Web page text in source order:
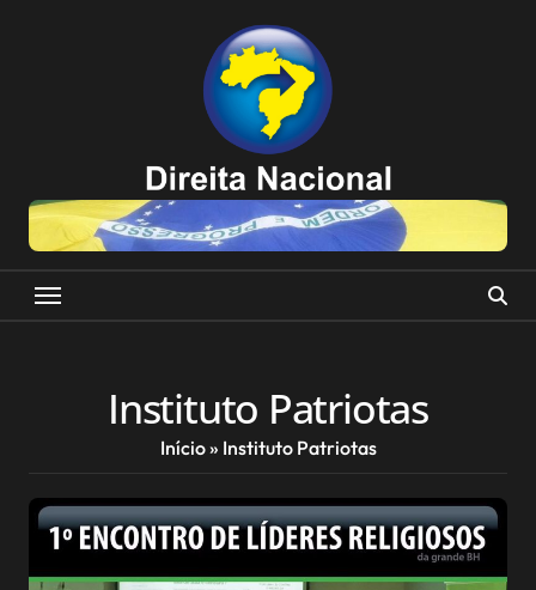
Instituto Patriotas
Início» Instituto Patriotas